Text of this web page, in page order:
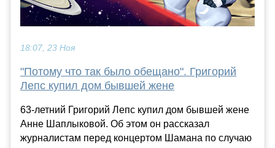
18:07, 23 Ноя
"Потому что так было обещано". Григорий
Лепс купил дом бывшей жене
63-летний Григорий Лепс купил дом бывшей жене
Анне Шаплыковой. Об этом он рассказал
журналистам перед концертом Шамана по случаю